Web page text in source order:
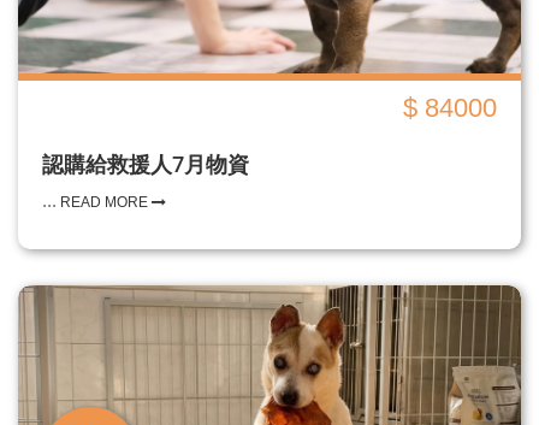
$ 84000
認購給救援人7月物資
... READ MORE